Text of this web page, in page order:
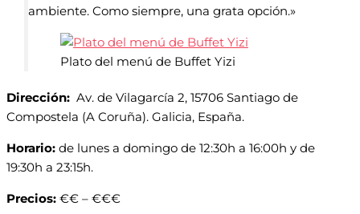
ambiente. Como siempre, una grata opción.»
Plato del menú de Buffet Yizi
Dirección: Av. de Vilagarcía 2, 15706 Santiago de
Compostela (A Coruña). Galicia, España.
Horario: de lunes a domingo de 12:30h a 16:00h y de
19:30h a 23:15h.
Precios: €€ – €€€